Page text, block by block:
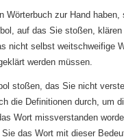
Wörterbuch zur Hand
auf das Sie stoßen,
nicht selbst weitschweifige
werden müssen.
stoßen, das Sie nicht
die Definitionen durch, um
Wort missverstanden
das Wort mit dieser